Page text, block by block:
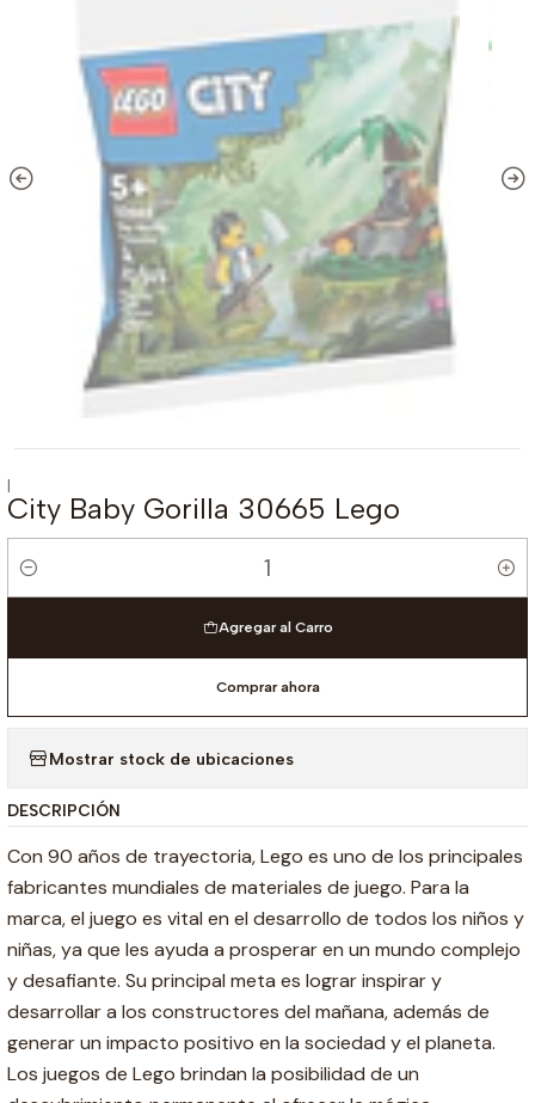
|
City Baby Gorilla 30665 Lego
Cantidad
Agregar al Carro
Comprar ahora
Mostrar stock de ubicaciones
DESCRIPCIÓN
Con 90 años de trayectoria, Lego es uno de los principales
fabricantes mundiales de materiales de juego. Para la
marca, el juego es vital en el desarrollo de todos los niños y
niñas, ya que les ayuda a prosperar en un mundo complejo
y desafiante. Su principal meta es lograr inspirar y
desarrollar a los constructores del mañana, además de
generar un impacto positivo en la sociedad y el planeta.
Los juegos de Lego brindan la posibilidad de un